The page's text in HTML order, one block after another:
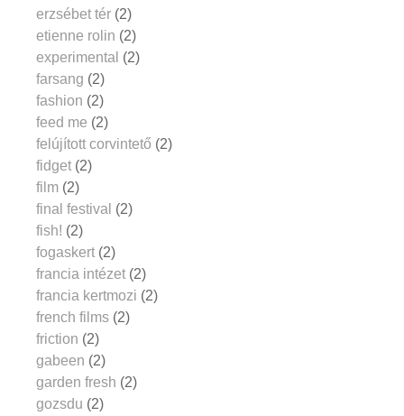
erzsébet tér (2)
etienne rolin (2)
experimental (2)
farsang (2)
fashion (2)
feed me (2)
felújított corvintető (2)
fidget (2)
film (2)
final festival (2)
fish! (2)
fogaskert (2)
francia intézet (2)
francia kertmozi (2)
french films (2)
friction (2)
gabeen (2)
garden fresh (2)
gozsdu (2)